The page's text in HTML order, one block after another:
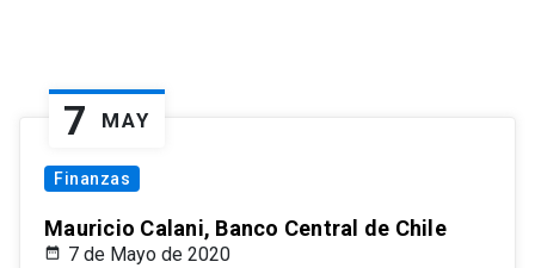
7 MAY
Finanzas
Mauricio Calani, Banco Central de Chile
7 de Mayo de 2020